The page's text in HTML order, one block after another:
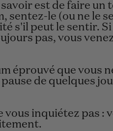
est de faire un
sentez-le (ou ne le
s'il peut le sentir.
pas, vous
éprouvé que vous
de quelques
vous inquiétez pas :